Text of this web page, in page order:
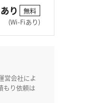
あり
無料
(Wi-Fiあり)
営会社によ
もり依頼は